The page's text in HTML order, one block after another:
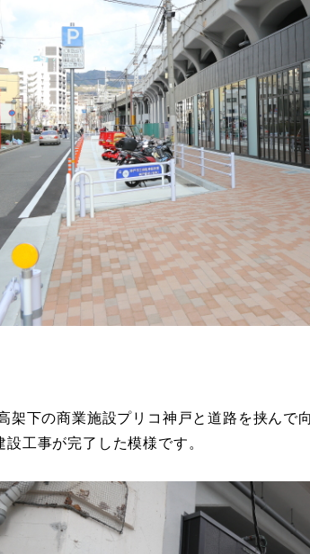
架下の商業施設プリコ神戸と道路を挟んで
設工事が完了した模様です。